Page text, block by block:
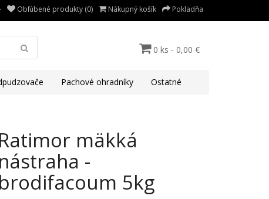
Obľúbené produkty (0) Nákupný košík Pokladňa
0 ks - 0,00 €
Pachové ohradníky Ostatné
Ratimor mäkká
nástraha -
brodifacoum 5kg